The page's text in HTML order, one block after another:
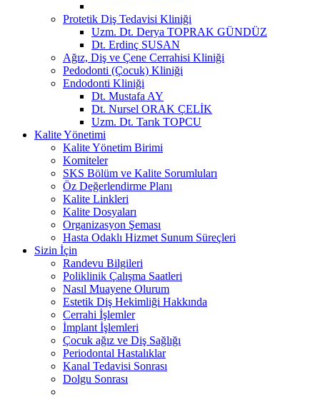
Protetik Diş Tedavisi Kliniği
Uzm. Dt. Derya TOPRAK GÜNDÜZ
Dt. Erdinç SUSAN
Ağız, Diş ve Çene Cerrahisi Kliniği
Pedodonti (Çocuk) Kliniği
Endodonti Kliniği
Dt. Mustafa AY
Dt. Nursel ORAK ÇELİK
Uzm. Dt. Tarık TOPCU
Kalite Yönetimi
Kalite Yönetim Birimi
Komiteler
SKS Bölüm ve Kalite Sorumluları
Öz Değerlendirme Planı
Kalite Linkleri
Kalite Dosyaları
Organizasyon Şeması
Hasta Odaklı Hizmet Sunum Süreçleri
Sizin İçin
Randevu Bilgileri
Poliklinik Çalışma Saatleri
Nasıl Muayene Olurum
Estetik Diş Hekimliği Hakkında
Cerrahi İşlemler
İmplant İşlemleri
Çocuk ağız ve Diş Sağlığı
Periodontal Hastalıklar
Kanal Tedavisi Sonrası
Dolgu Sonrası